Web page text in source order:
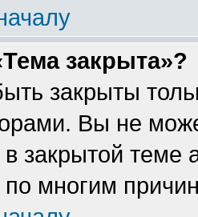
закрыта»?
закрыты
Вы не
закрытой теме
по многим